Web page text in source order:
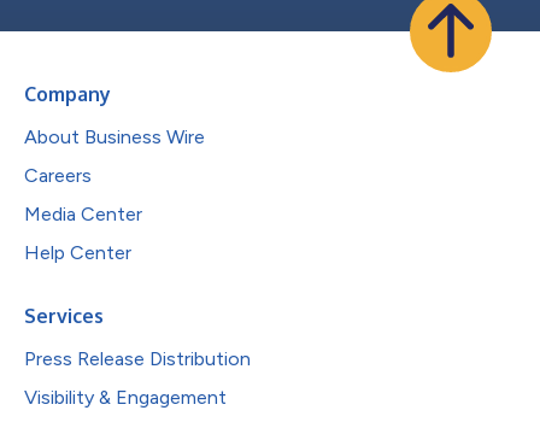
Company
About Business Wire
Careers
Media Center
Help Center
Services
Press Release Distribution
Visibility & Engagement